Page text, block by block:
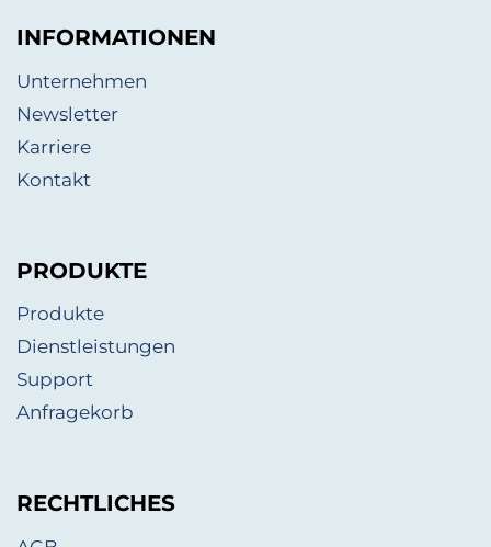
INFORMATIONEN
Unternehmen
Newsletter
Karriere
Kontakt
PRODUKTE
Produkte
Dienstleistungen
Support
Anfragekorb
RECHTLICHES